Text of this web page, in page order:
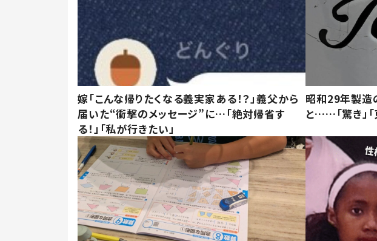
嫁「こんな帰りたくなる義実家ある！？」義父から
届いた“衝撃のメッセージ”に…「絶対帰省す
る！」「私が行きたい」
昭和29年製造
と……「驚き」